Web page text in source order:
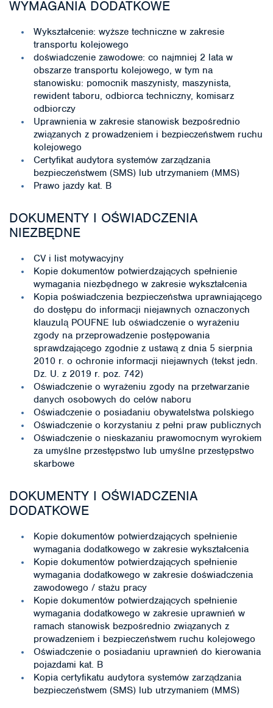
WYMAGANIA DODATKOWE
Wykształcenie: wyższe techniczne w zakresie
transportu kolejowego
doświadczenie zawodowe: co najmniej 2 lata w
obszarze transportu kolejowego, w tym na
stanowisku: pomocnik maszynisty, maszynista,
rewident taboru, odbiorca techniczny, komisarz
odbiorczy
Uprawnienia w zakresie stanowisk bezpośrednio
związanych z prowadzeniem i bezpieczeństwem ruchu
kolejowego
Certyfikat audytora systemów zarządzania
bezpieczeństwem (SMS) lub utrzymaniem (MMS)
Prawo jazdy kat. B
DOKUMENTY I OŚWIADCZENIA
NIEZBĘDNE
CV i list motywacyjny
Kopie dokumentów potwierdzających spełnienie
wymagania niezbędnego w zakresie wykształcenia
Kopia poświadczenia bezpieczeństwa uprawniającego
do dostępu do informacji niejawnych oznaczonych
klauzulą POUFNE lub oświadczenie o wyrażeniu
zgody na przeprowadzenie postępowania
sprawdzającego zgodnie z ustawą z dnia 5 sierpnia
2010 r. o ochronie informacji niejawnych (tekst jedn.
Dz. U. z 2019 r. poz. 742)
Oświadczenie o wyrażeniu zgody na przetwarzanie
danych osobowych do celów naboru
Oświadczenie o posiadaniu obywatelstwa polskiego
Oświadczenie o korzystaniu z pełni praw publicznych
Oświadczenie o nieskazaniu prawomocnym wyrokiem
za umyślne przestępstwo lub umyślne przestępstwo
skarbowe
DOKUMENTY I OŚWIADCZENIA
DODATKOWE
Kopie dokumentów potwierdzających spełnienie
wymagania dodatkowego w zakresie wykształcenia
Kopie dokumentów potwierdzających spełnienie
wymagania dodatkowego w zakresie doświadczenia
zawodowego / stażu pracy
Kopie dokumentów potwierdzających spełnienie
wymagania dodatkowego w zakresie uprawnień w
ramach stanowisk bezpośrednio związanych z
prowadzeniem i bezpieczeństwem ruchu kolejowego
Oświadczenie o posiadaniu uprawnień do kierowania
pojazdami kat. B
Kopia certyfikatu audytora systemów zarządzania
bezpieczeństwem (SMS) lub utrzymaniem (MMS)